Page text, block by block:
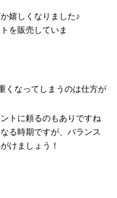
嬉しくなりました♪
を販売していま
くなってしまうのは仕方が
トに頼るのもありですね
る時期ですが、バランス
けましょう！